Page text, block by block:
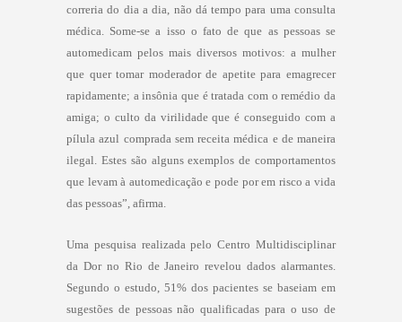
correria do dia a dia, não dá tempo para uma consulta
médica. Some-se a isso o fato de que as pessoas se
automedicam pelos mais diversos motivos: a mulher
que quer tomar moderador de apetite para emagrecer
rapidamente; a insônia que é tratada com o remédio da
amiga; o culto da virilidade que é conseguido com a
pílula azul comprada sem receita médica e de maneira
ilegal. Estes são alguns exemplos de comportamentos
que levam à automedicação e pode por em risco a vida
das pessoas”, afirma.
Uma pesquisa realizada pelo Centro Multidisciplinar
da Dor no Rio de Janeiro revelou dados alarmantes.
Segundo o estudo, 51% dos pacientes se baseiam em
sugestões de pessoas não qualificadas para o uso de